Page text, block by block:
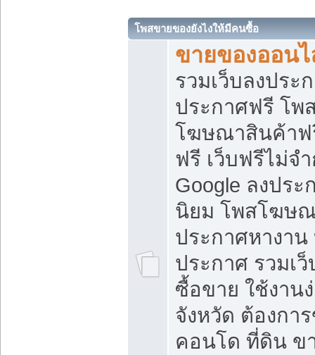
โพสขายของยังไงให้มีคนซื้อ
ขายของออน
รวมเว็บลงประ
ประกาศฟรี โพ
โฆษณาสินค้าฟ
ฟรี เว็บฟรีไม่จ
Google ลงปร
นิยม โพสโฆษ
ประกาศหางาน
ประกาศ รวมเ
ซื้อขาย ใช้งาน
จังหวัด ต้องกา
คอนโด ที่ดิน ข